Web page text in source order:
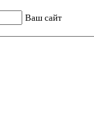
Ваш сайт